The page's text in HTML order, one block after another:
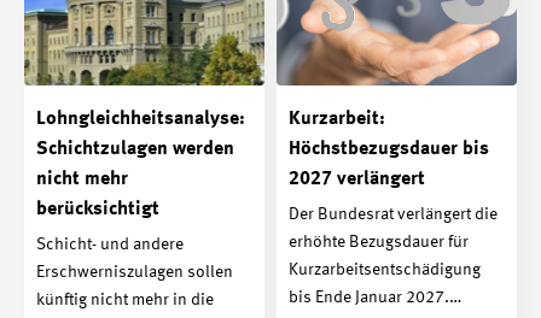
Lohngleichheitsanalyse:
Schichtzulagen werden
nicht mehr
berücksichtigt
Schicht- und andere
Erschwerniszulagen sollen
künftig nicht mehr in die
Kurzarbeit:
Höchstbezugsdauer bis
2027 verlängert
Der Bundesrat verlängert die
erhöhte Bezugsdauer für
Kurzarbeitsentschädigung
bis Ende Januar 2027.…